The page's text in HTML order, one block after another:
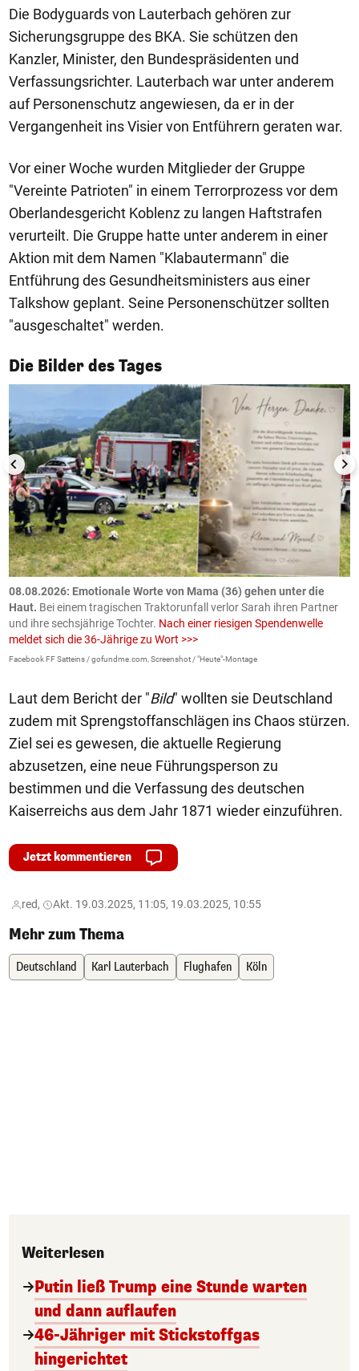
Die Bodyguards von Lauterbach gehören zur
Sicherungsgruppe des BKA. Sie schützen den
Kanzler, Minister, den Bundespräsidenten und
Verfassungsrichter. Lauterbach war unter anderem
auf Personenschutz angewiesen, da er in der
Vergangenheit ins Visier von Entführern geraten war.
Vor einer Woche wurden Mitglieder der Gruppe
"Vereinte Patrioten" in einem Terrorprozess vor dem
Oberlandesgericht Koblenz zu langen Haftstrafen
verurteilt. Die Gruppe hatte unter anderem in einer
Aktion mit dem Namen "Klabautermann" die
Entführung des Gesundheitsministers aus einer
Talkshow geplant. Seine Personenschützer sollten
"ausgeschaltet" werden.
Die Bilder des Tages
1/50
08.08.2026: Emotionale Worte von Mama (36) gehen unter die
Haut. Bei einem tragischen Traktorunfall verlor Sarah ihren Partner
und ihre sechsjährige Tochter. Nach einer riesigen Spendenwelle
meldet sich die 36-Jährige zu Wort >>>
Facebook FF Satteins / gofundme.com, Screenshot / "Heute"-Montage
Laut dem Bericht der "Bild" wollten sie Deutschland
zudem mit Sprengstoffanschlägen ins Chaos stürzen.
Ziel sei es gewesen, die aktuelle Regierung
abzusetzen, eine neue Führungsperson zu
bestimmen und die Verfassung des deutschen
Kaiserreichs aus dem Jahr 1871 wieder einzuführen.
Jetzt kommentieren
red, Akt. 19.03.2025, 11:05, 19.03.2025, 10:55
Mehr zum Thema
Deutschland Karl Lauterbach Flughafen Köln
Weiterlesen
Putin ließ Trump eine Stunde warten
und dann auflaufen
46-Jähriger mit Stickstoffgas
hingerichtet